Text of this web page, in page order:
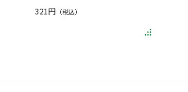
321円 （税込）